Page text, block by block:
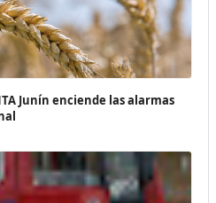
Junín enciende las alarmas